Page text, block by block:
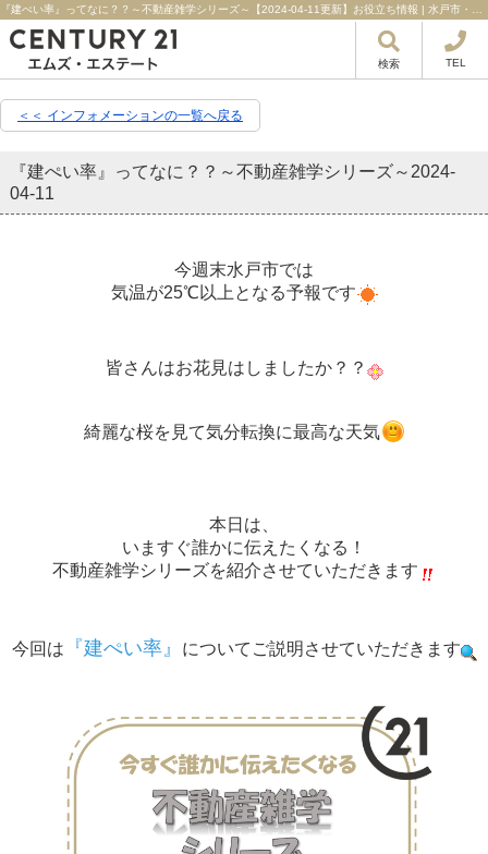
検索 TEL
＜＜ インフォメーションの一覧へ戻る
『建ぺい率』ってなに？？～不動産雑学シリーズ～ 2024-
04-11
今週末水戸市では
気温が25℃以上となる予報です
皆さんはお花見はしましたか？？
綺麗な桜を見て気分転換に最高な天気
本日は、
いますぐ誰かに伝えたくなる！
不動産雑学シリーズを紹介させていただきます
今回は 『建ぺい率』 についてご説明させていただきます